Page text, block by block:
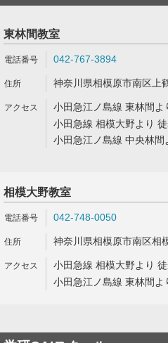
東林間教室
042-767-3894
神奈川県相模原市南区上
小田急江ノ島線 東林間よ
小田急線 相模大野より
小田急江ノ島線 中央林
相模大野教室
042-748-0050
神奈川県相模原市南区相
小田急線 相模大野より
小田急江ノ島線 東林間よ